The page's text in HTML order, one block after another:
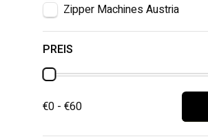
Zipper Machines Austria
PREIS
€0 - €60